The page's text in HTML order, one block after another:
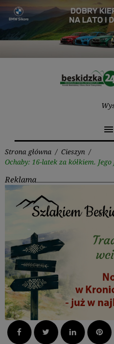
Przejdź
treści
menu
Strona główna / Cieszyn /
Ochaby: 16-latek za kółkiem.
Reklama
Facebook Twitter LinkedIn